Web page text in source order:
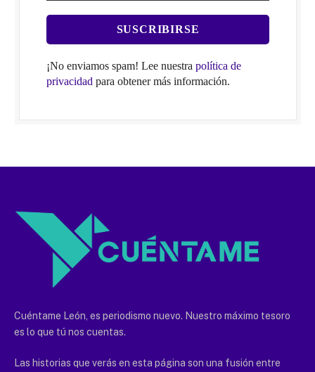
¡No enviamos spam! Lee nuestra política de
privacidad para obtener más información.
Cuéntame León, es periodismo nuevo. Nuestro máximo tesoro
es lo que tú nos cuentas.
Las historias que verás en esta página son una fusión entre